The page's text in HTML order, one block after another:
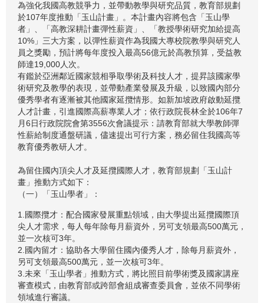
為強化我國高教競爭力，並帶動教學與研究品質，教育部規劃
於107年度推動「玉山計畫」。本計畫內容將包含「玉山學
者」、「高教深耕計畫彈性薪資」、「教授學術研究加給提高
10%」三大方案，以彈性薪資作為我國大專校院教學與研究人
員之獎勵，預計將每年度投入最高56億元於高教預算，受益教
師達19,000人次。
有鑑於亞洲鄰近國家競相爭取學術及科技人才，提昇該國家學
術研究及教學的表現，並帶動產業發展及升級，以致國內部分
優秀學者有逐漸被其他國家延攬情形。如新加坡政府啟動延攬
人才計畫，引進國際高薪專業人才；依行政院長林全於106年7
月6日行政院院會第3556次會議提示：請教育部就大學教師彈
性薪給制度通盤研議，儘速提出可行方案，務必留住我國高等
教育優秀教研人才。
為留住國內頂尖人才及延攬國際人才，教育部規劃「玉山計
畫」推動方式如下：
（一）「玉山學者」：
1.國際攬才：配合國家發展重點領域，由大學提出延攬國際頂
尖人才需求，每人每年除每月薪資外，另可支領最高500萬元，
並一次核可3年。
2.國內留才：協助各大學留住國內優秀人才，除每月薪資外，
另可支領最高500萬元，並一次核可3年。
3.未來「玉山學者」推動方式，將比照目前學術獎及國家講座
審查模式，由教育部或跨部會組成審查委員會，並依不同學術
領域進行審議。